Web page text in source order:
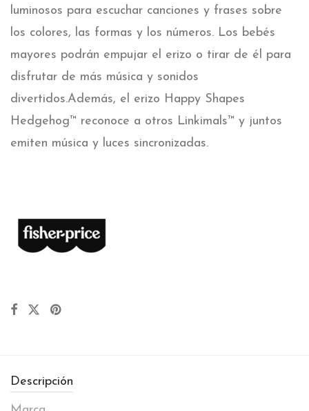
luminosos para escuchar canciones y frases sobre
los colores, las formas y los números. Los bebés
mayores podrán empujar el erizo o tirar de él para
disfrutar de más música y sonidos
divertidos.Además, el erizo Happy Shapes
Hedgehog™ reconoce a otros Linkimals™ y juntos
emiten música y luces sincronizadas.
Descripción